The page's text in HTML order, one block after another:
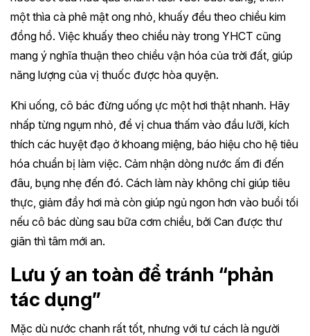
một thìa cà phê mật ong nhỏ, khuấy đều theo chiều kim
đồng hồ. Việc khuấy theo chiều này trong YHCT cũng
mang ý nghĩa thuận theo chiều vận hóa của trời đất, giúp
năng lượng của vị thuốc được hòa quyện.
Khi uống, cô bác đừng uống ực một hơi thật nhanh. Hãy
nhấp từng ngụm nhỏ, để vị chua thấm vào đầu lưỡi, kích
thích các huyệt đạo ở khoang miệng, báo hiệu cho hệ tiêu
hóa chuẩn bị làm việc. Cảm nhận dòng nước ấm đi đến
đâu, bụng nhẹ đến đó. Cách làm này không chỉ giúp tiêu
thực, giảm đầy hơi mà còn giúp ngủ ngon hơn vào buổi tối
nếu cô bác dùng sau bữa cơm chiều, bởi Can được thư
giãn thì tâm mới an.
Lưu ý an toàn để tránh “phản
tác dụng”
Mặc dù nước chanh rất tốt, nhưng với tư cách là người